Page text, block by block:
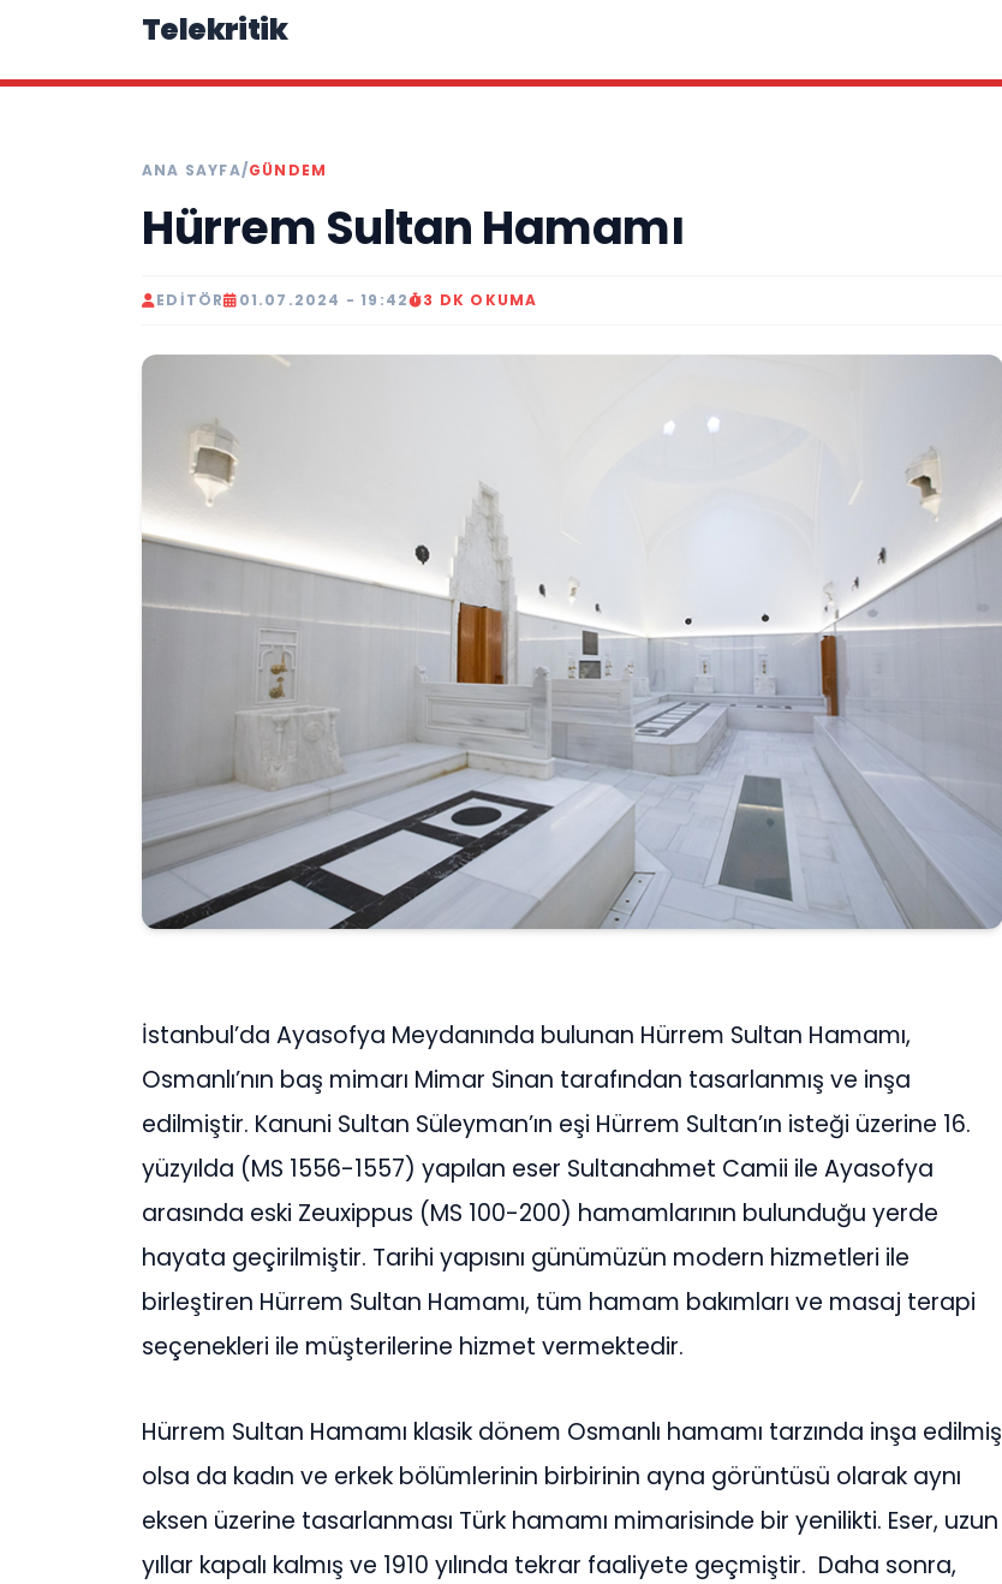
Telekritik
ANA SAYFA/GÜNDEM
Hürrem Sultan Hamamı
EDITÖR 01.07.2024 - 19:42 3 DK OKUMA
İstanbul’da Ayasofya Meydanında bulunan Hürrem Sultan Hamamı,
Osmanlı’nın baş mimarı Mimar Sinan tarafından tasarlanmış ve inşa
edilmiştir. Kanuni Sultan Süleyman’ın eşi Hürrem Sultan’ın isteği üzerine 16.
yüzyılda (MS 1556-1557) yapılan eser Sultanahmet Camii ile Ayasofya
arasında eski Zeuxippus (MS 100-200) hamamlarının bulunduğu yerde
hayata geçirilmiştir. Tarihi yapısını günümüzün modern hizmetleri ile
birleştiren Hürrem Sultan Hamamı, tüm hamam bakımları ve masaj terapi
seçenekleri ile müşterilerine hizmet vermektedir.
Hürrem Sultan Hamamı klasik dönem Osmanlı hamamı tarzında inşa edilmiş
olsa da kadın ve erkek bölümlerinin birbirinin ayna görüntüsü olarak aynı
eksen üzerine tasarlanması Türk hamamı mimarisinde bir yenilikti. Eser, uzun
yıllar kapalı kalmış ve 1910 yılında tekrar faaliyete geçmiştir. Daha sonra,